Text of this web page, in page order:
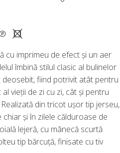
X
cu imprimeu de efect și un aer
îmbină stilul clasic al bulinelor
fiind potrivit atât pentru
vieții de zi cu zi, cât și pentru
din tricot ușor tip jerseu,
și în zilele călduroase de
lejeră, cu mânecă scurtă
tip bărcuță, finisate cu tiv